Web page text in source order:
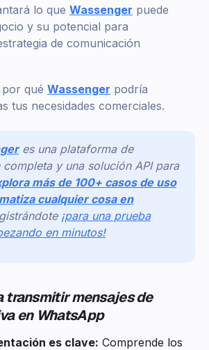
lo que Wassenger puede
y su potencial para
de comunicación
qué Wassenger podría
tus necesidades comerciales.
es una plataforma de
y una solución API para
más de 100+ casos de uso
cualquier cosa en
¡para una prueba
en minutos!
transmitir mensajes de
en WhatsApp
es clave: Comprende los